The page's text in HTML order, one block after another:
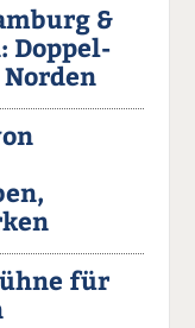
&
Doppel-
für